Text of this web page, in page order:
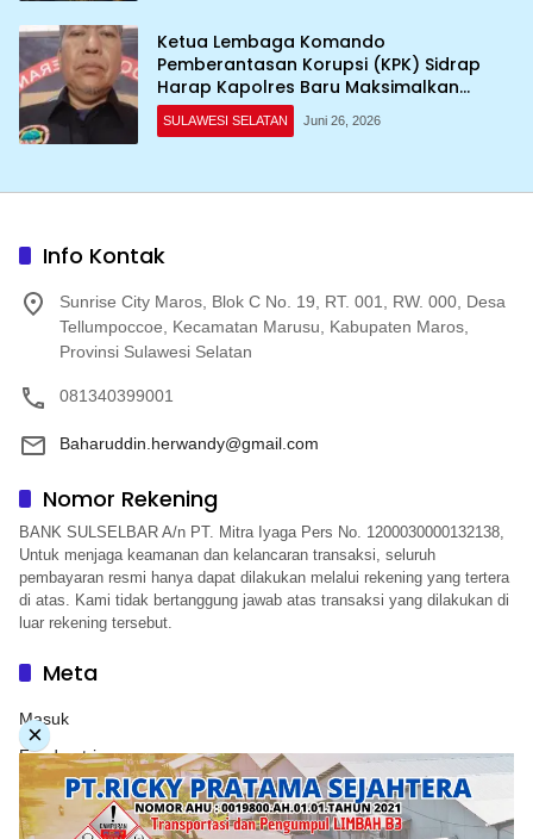
Ketua Lembaga Komando
Pemberantasan Korupsi (KPK) Sidrap
Harap Kapolres Baru Maksimalkan
Penanganan Kasus
SULAWESI SELATAN Juni 26, 2026
Info Kontak
Sunrise City Maros, Blok C No. 19, RT. 001, RW. 000, Desa
Tellumpoccoe, Kecamatan Marusu, Kabupaten Maros,
Provinsi Sulawesi Selatan
081340399001
Baharuddin.herwandy@gmail.com
Nomor Rekening
BANK SULSELBAR A/n PT. Mitra Iyaga Pers No. 1200030000132138,
Untuk menjaga keamanan dan kelancaran transaksi, seluruh
pembayaran resmi hanya dapat dilakukan melalui rekening yang tertera
di atas. Kami tidak bertanggung jawab atas transaksi yang dilakukan di
luar rekening tersebut.
Meta
Masuk
Feed entri
Feed komentar
WordPress.org
×